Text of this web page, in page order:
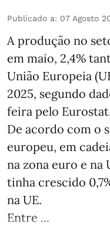
Publicado a: 07 Agosto
A produção no
em maio, 2,4%
União Europeia
2025, segundo
feira pelo
De acordo com o
europeu, em
na zona euro e na
tinha crescido
na UE.
Entre ...